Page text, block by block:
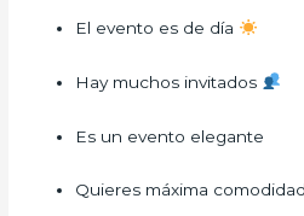
El evento es de día
Hay muchos invitados
Es un evento elegante
Quieres máxima comodidad